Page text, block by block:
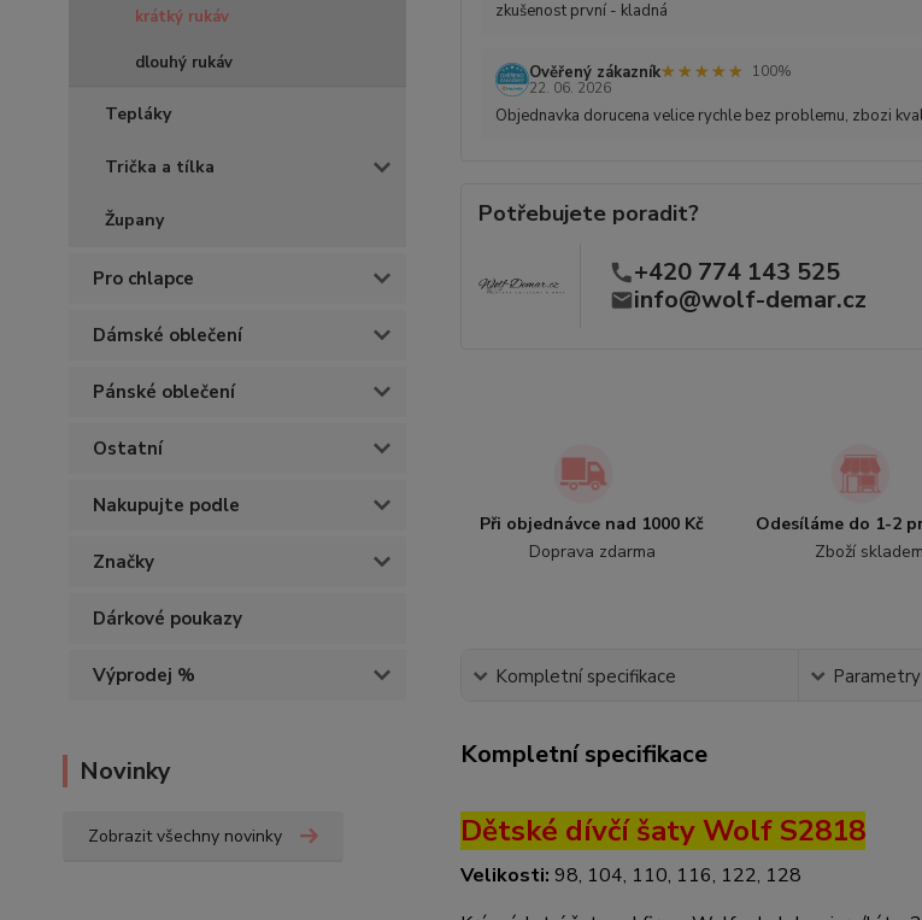
krátký rukáv
dlouhý rukáv
Tepláky
Trička a tílka
Župany
Pro chlapce
Dámské oblečení
Pánské oblečení
Ostatní
Nakupujte podle
Značky
Dárkové poukazy
Výprodej %
Novinky
Zobrazit všechny novinky
zkušenost první - kladná
Ověřený zákazník★★★★★
★★★★★
100%
22. 06. 2026
Objednavka dorucena velice rychle bez problemu, zbozi
Potřebujete poradit?
+420 774 143 525
info@wolf-demar.cz
Při objednávce nad 1000 Kč
Doprava zdarma
Odesíláme do 1-2
Zboží skladem
Kompletní specifikace Parametry
Kompletní specifikace
Dětské dívčí šaty Wolf S2818
Velikosti: 98, 104, 110, 116, 122, 128